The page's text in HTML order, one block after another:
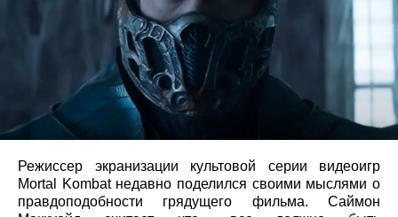
Режиссер экранизации культовой серии видеоигр
Mortal Kombat недавно поделился своими мыслями о
правдоподобности грядущего фильма. Саймон